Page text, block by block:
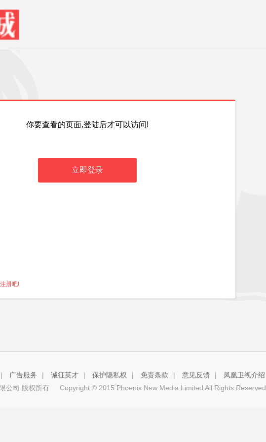
你要查看的页面,登陆后才可以访问!
立即登录
册吧!
| 广告服务 | 诚征英才 | 保护隐私权 | 免责条款 | 意见反馈 | 凤凰卫视介绍
公司 版权所有
Copyright © 2015 Phoenix New Media Limited All Rights Reserved.